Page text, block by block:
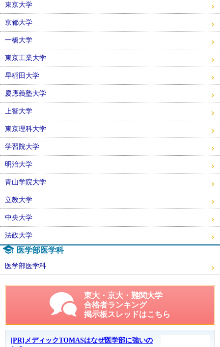
東京大学
京都大学
一橋大学
東京工業大学
早稲田大学
慶應義塾大学
上智大学
東京理科大学
学習院大学
明治大学
青山学院大学
立教大学
中央大学
法政大学
医学部医学科
医学部医学科
東大・京大・難関大学
合格者ランキング
掲示板スレッドはこちら